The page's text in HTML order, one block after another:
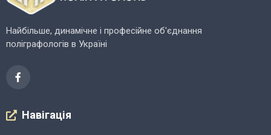
Найбільше, динамічне і професійне об'єднання
поліграфологів в Україні
Навігація